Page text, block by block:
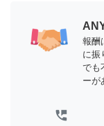
報酬
に振
でも
ーが
perm_phone_msg